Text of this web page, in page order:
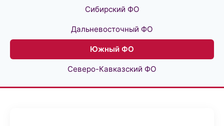
Сибирский ФО
Дальневосточный ФО
Южный ФО
Северо-Кавказский ФО